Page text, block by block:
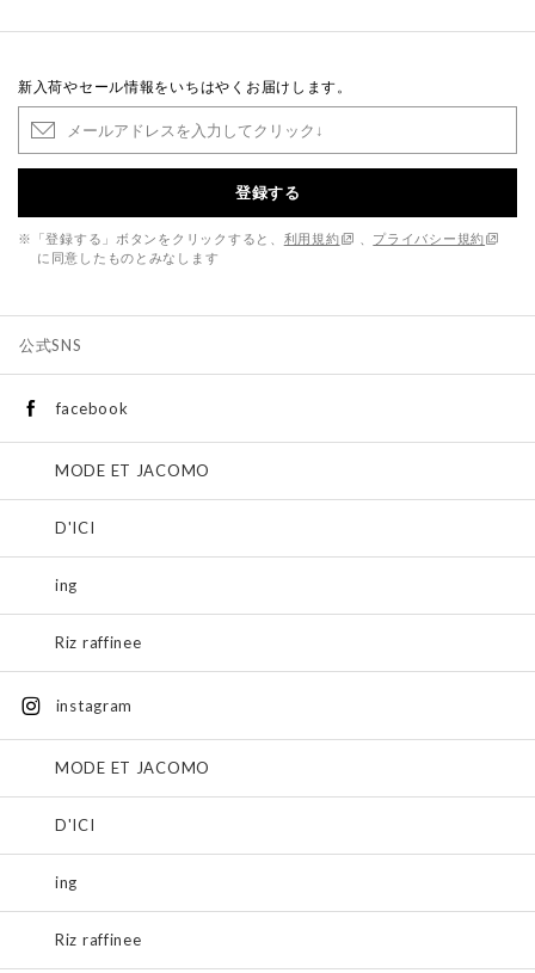
新入荷やセール情報をいちはやくお届けします。
登録する
※「登録する」ボタンをクリックすると、 利用規約
プライバシー規約
に同意したものとみなします
公式SNS
facebook
MODE ET JACOMO
D'ICI
ing
Riz raffinee
instagram
MODE ET JACOMO
D'ICI
ing
Riz raffinee